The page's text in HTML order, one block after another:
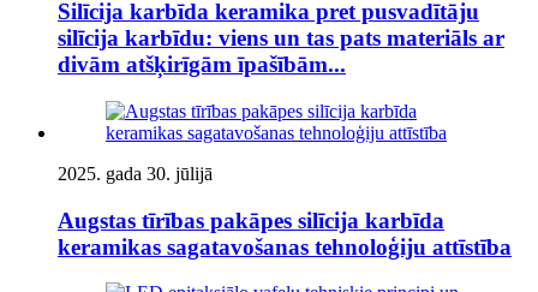
Silīcija karbīda keramika pret pusvadītāju
silīcija karbīdu: viens un tas pats materiāls ar
divām atšķirīgām īpašībām...
2025. gada 30. jūlijā
Augstas tīrības pakāpes silīcija karbīda
keramikas sagatavošanas tehnoloģiju attīstība